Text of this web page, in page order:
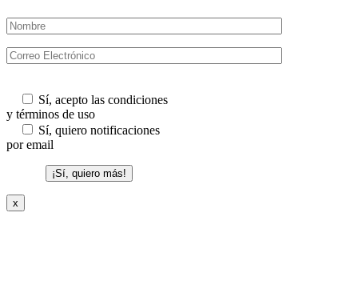
Sí, acepto las condiciones
y términos de uso
Sí, quiero notificaciones
por email
x